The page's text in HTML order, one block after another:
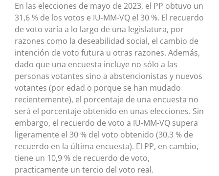
En las elecciones de mayo de 2023, el PP obtuvo un
31,6 % de los votos e IU-MM-VQ el 30 %. El recuerdo
de voto varía a lo largo de una legislatura, por
razones como la deseabilidad social, el cambio de
intención de voto futura u otras razones. Además,
dado que una encuesta incluye no sólo a las
personas votantes sino a abstencionistas y nuevos
votantes (por edad o porque se han mudado
recientemente), el porcentaje de una encuesta no
será el porcentaje obtenido en unas elecciones. Sin
embargo, el recuerdo de voto a IU-MM-VQ supera
ligeramente el 30 % del voto obtenido (30,3 % de
recuerdo en la última encuesta). El PP, en cambio,
tiene un 10,9 % de recuerdo de voto,
practicamente un tercio del voto real.